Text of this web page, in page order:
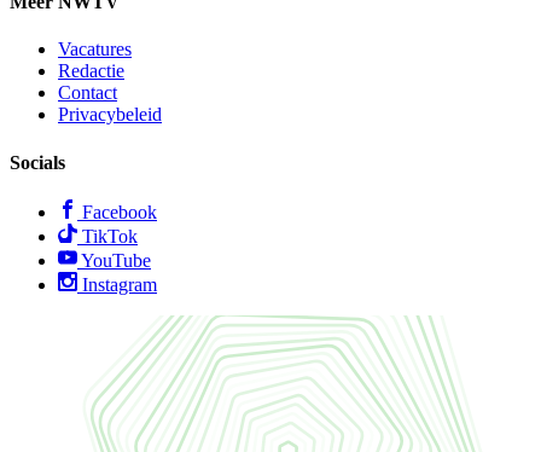
Vacatures
Redactie
Contact
Privacybeleid
Socials
Facebook
TikTok
YouTube
Instagram